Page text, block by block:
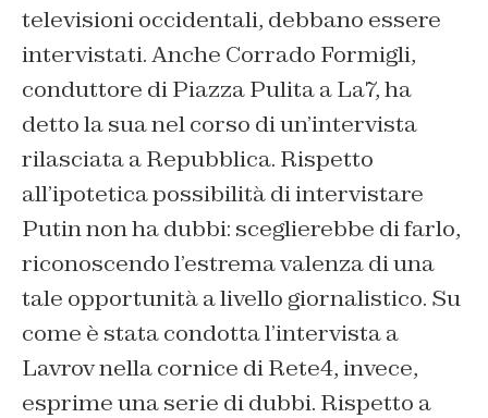
televisioni occidentali, debbano essere
intervistati. Anche Corrado Formigli,
conduttore di Piazza Pulita a La7, ha
detto la sua nel corso di un’intervista
rilasciata aRepubblica. Rispetto
all’ipotetica possibilità di intervistare
Putin non ha dubbi: sceglierebbe di farlo,
riconoscendo l’estrema valenza di una
tale opportunità a livello giornalistico. Su
come è stata condotta l’intervista a
Lavrov nella cornice di Rete4, invece,
esprime una serie di dubbi. Rispetto a